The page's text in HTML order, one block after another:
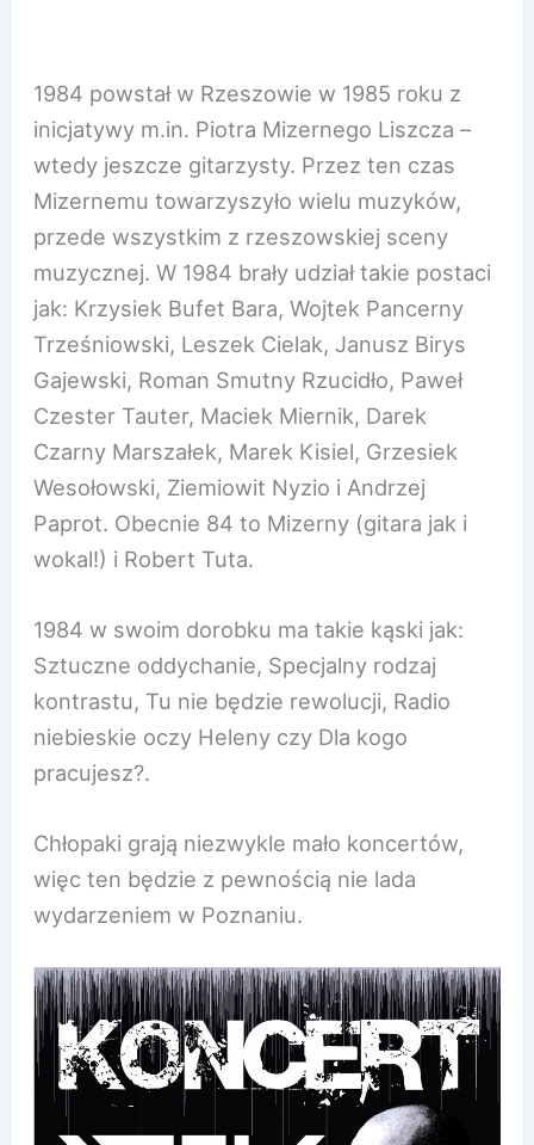
1984 powstał w Rzeszowie w 1985 roku z
inicjatywy m.in. Piotra Mizernego Liszcza –
wtedy jeszcze gitarzysty. Przez ten czas
Mizernemu towarzyszyło wielu muzyków,
przede wszystkim z rzeszowskiej sceny
muzycznej. W 1984 brały udział takie postaci
jak: Krzysiek Bufet Bara, Wojtek Pancerny
Trześniowski, Leszek Cielak, Janusz Birys
Gajewski, Roman Smutny Rzucidło, Paweł
Czester Tauter, Maciek Miernik, Darek
Czarny Marszałek, Marek Kisiel, Grzesiek
Wesołowski, Ziemiowit Nyzio i Andrzej
Paprot. Obecnie 84 to Mizerny (gitara jak i
wokal!) i Robert Tuta.
1984 w swoim dorobku ma takie kąski jak:
Sztuczne oddychanie, Specjalny rodzaj
kontrastu, Tu nie będzie rewolucji, Radio
niebieskie oczy Heleny czy Dla kogo
pracujesz?.
Chłopaki grają niezwykle mało koncertów,
więc ten będzie z pewnością nie lada
wydarzeniem w Poznaniu.